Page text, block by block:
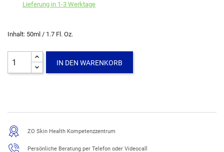
Lieferung in 1-3 Werktage
Inhalt: 50ml / 1.7 Fl. Oz.
IN DEN WARENKORB
ZO Skin Health Kompetenzzentrum
Persönliche Beratung per Telefon oder Videocall